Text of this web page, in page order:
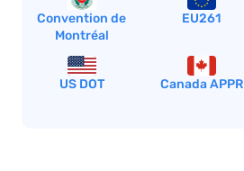
Convention de
Montréal
EU261
US DOT Canada APPR